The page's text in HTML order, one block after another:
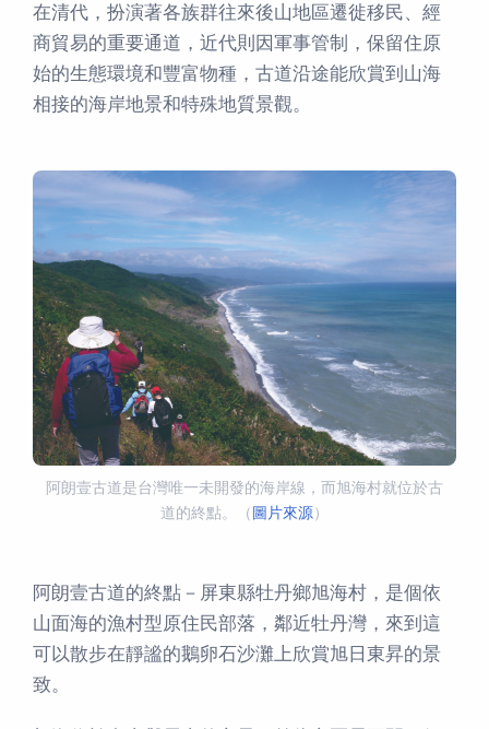
在清代，扮演著各族群往來後山地區遷徙移民、經
商貿易的重要通道，近代則因軍事管制，保留住原
始的生態環境和豐富物種，古道沿途能欣賞到山海
相接的海岸地景和特殊地質景觀。
阿朗壹古道是台灣唯一未開發的海岸線，而旭海村就位於古
道的終點。（ 圖片來源 ）
阿朗壹古道的終點－屏東縣牡丹鄉旭海村，是個依
山面海的漁村型原住民部落，鄰近牡丹灣，來到這
可以散步在靜謐的鵝卵石沙灘上欣賞旭日東昇的景
致。